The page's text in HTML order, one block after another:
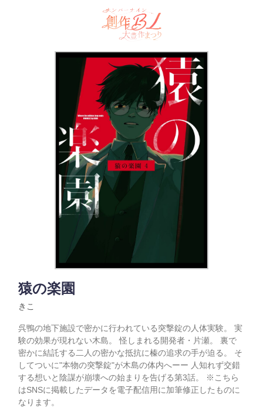
猿の楽園
きこ
呉鴨の地下施設で密かに行われている突撃錠の人体実験。 実
験の効果が現れない木島。 怪しまれる開発者・片瀬。 裏で
密かに結託する二人の密かな抵抗に榛の追求の手が迫る。 そ
してついに"本物の突撃錠"が木島の体内へーー 人知れず交錯
する想いと陰謀が崩壊への始まりを告げる第3話。 ※こちら
はSNSに掲載したデータを電子配信用に加筆修正したものに
なります。